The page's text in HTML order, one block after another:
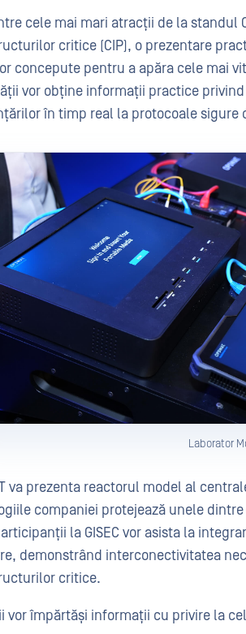
cele mai mari atracții de la standul
critice (CIP), o prezentare
concepute pentru a apăra cele mai
vor obține informații practice
în timp real la protocoale sigure
Laborator
va prezenta reactorul model al
companiei protejează unele
la GISEC vor asista la
demonstrând interconectivitatea
critice.
vor împărtăși informații cu privire la